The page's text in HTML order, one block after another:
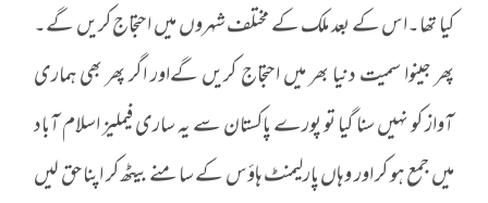
کیا تھا۔اس کے بعد ملک کے مختلف شہروں میں احتجاج کریں گے۔
پھر جینوا سمیت دنیا بھر میں احتجاج کریں گےاور اگر پھر بھی ہماری
آواز کو نہیں سنا گیا تو پورے پاکستان سے یہ ساری فیملیز اسلام آباد
میں جمع ہو کر اور وہاں پارلیمنٹ ہاؤس کے سامنے بیٹھ کر اپنا حق لیں